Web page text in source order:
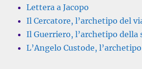
Lettera a Jacopo
Il Cercatore, l’archetipo del
Il Guerriero, l’archetipo della
L’Angelo Custode,